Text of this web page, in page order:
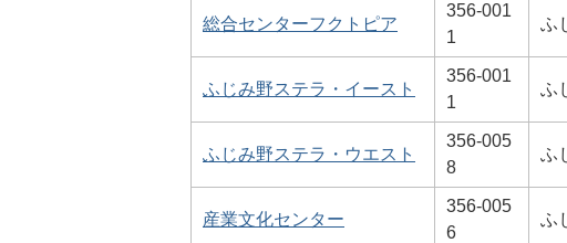
総合センターフクトピア
356-001
1
ふ
ふじみ野ステラ・イースト
356-001
1
ふ
ふじみ野ステラ・ウエスト
356-005
8
ふ
産業文化センター
356-005
6
ふ